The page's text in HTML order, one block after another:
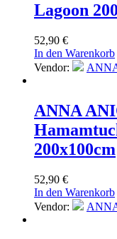
Lagoon
52,90 €
In den Warenkorb
Vendor:
ANNA
200x100cm
52,90 €
In den Warenkorb
Vendor: